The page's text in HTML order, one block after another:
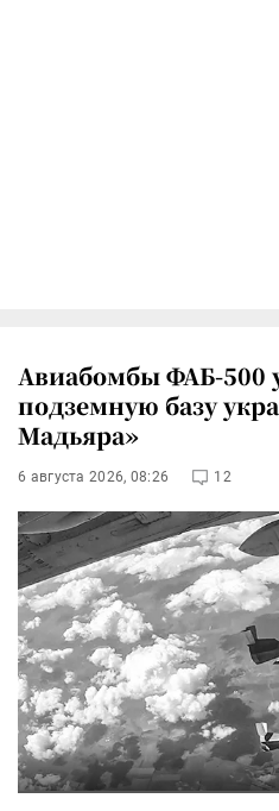
Авиабомбы ФАБ-500
подземную базу
Мадьяра»
6 августа 2026, 08:26 12